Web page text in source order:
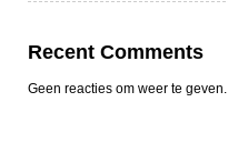
Recent Comments
Geen reacties om weer te geven.